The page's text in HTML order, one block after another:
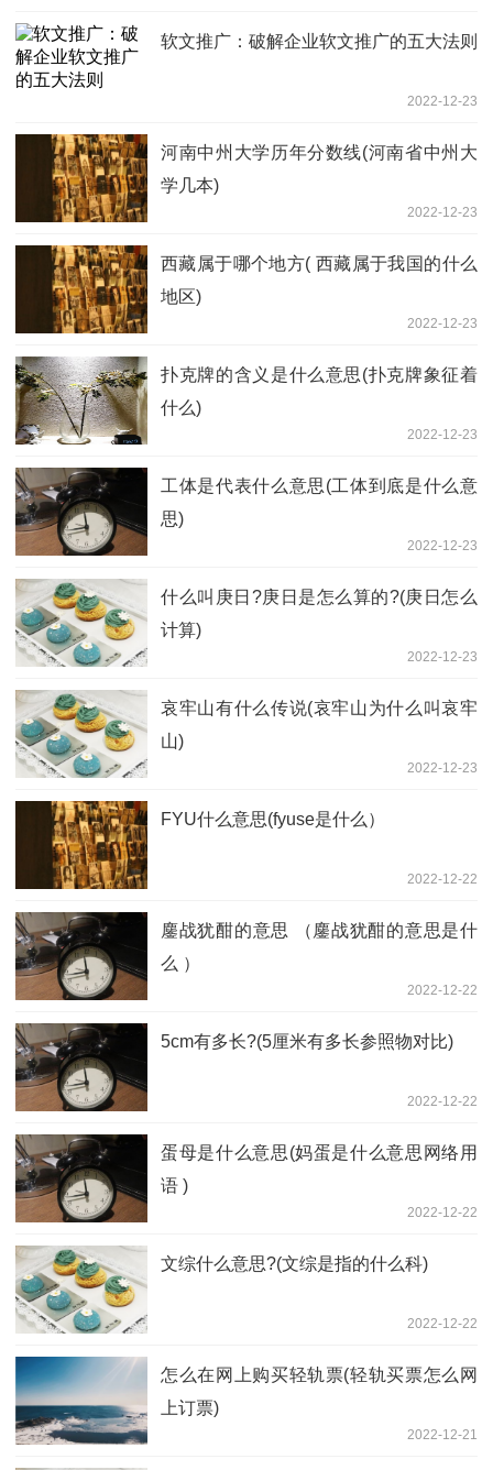
软文推广：破解企业软文推广的五大法则
2022-12-23
河南中州大学历年分数线(河南省中州大
学几本)
2022-12-23
西藏属于哪个地方( 西藏属于我国的什么
地区)
2022-12-23
扑克牌的含义是什么意思(扑克牌象征着
什么)
2022-12-23
工体是代表什么意思(工体到底是什么意
思)
2022-12-23
什么叫庚日?庚日是怎么算的?(庚日怎么
计算)
2022-12-23
哀牢山有什么传说(哀牢山为什么叫哀牢
山)
2022-12-23
FYU什么意思(fyuse是什么）
2022-12-22
鏖战犹酣的意思 （鏖战犹酣的意思是什
么 ）
2022-12-22
5cm有多长?(5厘米有多长参照物对比)
2022-12-22
蛋母是什么意思(妈蛋是什么意思网络用
语 )
2022-12-22
文综什么意思?(文综是指的什么科)
2022-12-22
怎么在网上购买轻轨票(轻轨买票怎么网
上订票)
2022-12-21